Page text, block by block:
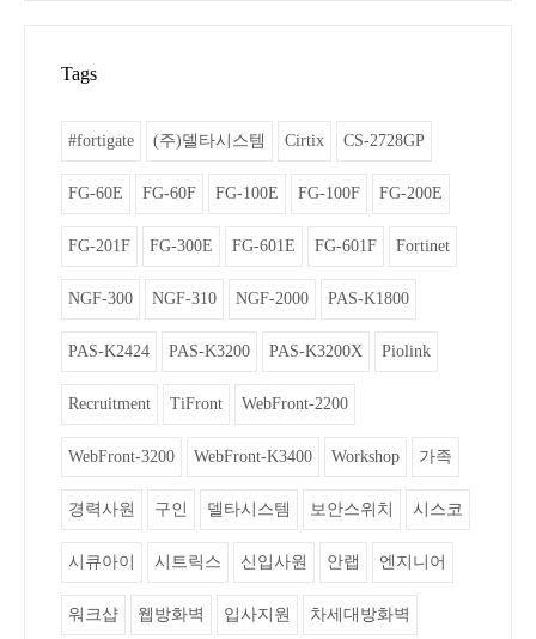
Tags
#fortigate (주)델타시스템 Cirtix CS-2728GP
FG-60E FG-60F FG-100E FG-100F FG-200E
FG-201F FG-300E FG-601E FG-601F Fortinet
NGF-300 NGF-310 NGF-2000 PAS-K1800
PAS-K2424 PAS-K3200 PAS-K3200X Piolink
Recruitment TiFront WebFront-2200
WebFront-3200 WebFront-K3400 Workshop 가족
경력사원 구인 델타시스템 보안스위치 시스코
시큐아이 시트릭스 신입사원 안랩 엔지니어
워크샵 웹방화벽 입사지원 차세대방화벽